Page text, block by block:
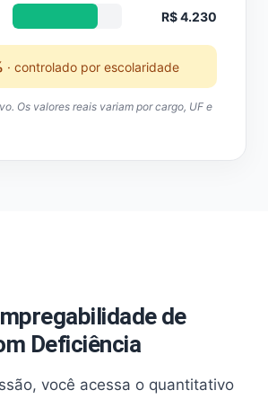
R$ 4.230
· controlado por escolaridade
Os valores reais variam por cargo, UF e
de
Deficiência
você acessa o quantitativo